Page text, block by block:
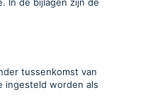
tussenkomst van
ingesteld worden als